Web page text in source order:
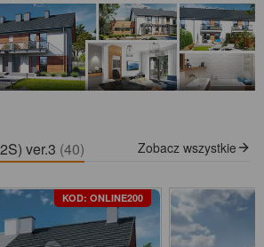
ver.3 (40) Zobacz wszystkie
KOD: ONLINE200